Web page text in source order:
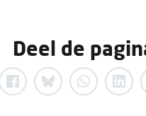
Deel de